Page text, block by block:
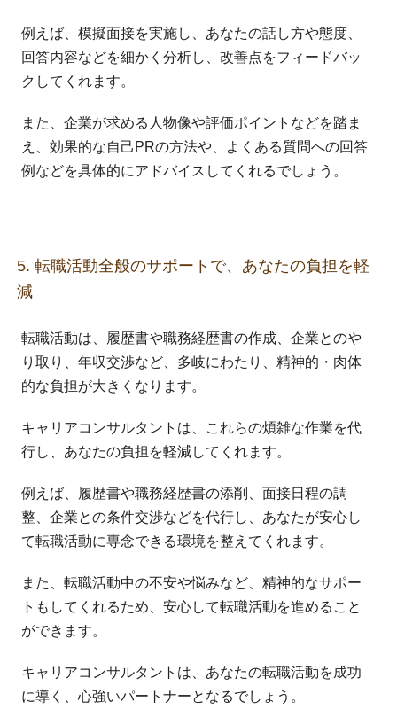
例えば、模擬面接を実施し、あなたの話し方や態度、
回答内容などを細かく分析し、改善点をフィードバッ
クしてくれます。
また、企業が求める人物像や評価ポイントなどを踏ま
え、効果的な自己PRの方法や、よくある質問への回答
例などを具体的にアドバイスしてくれるでしょう。
5. 転職活動全般のサポートで、あなたの負担を軽
減
転職活動は、履歴書や職務経歴書の作成、企業とのや
り取り、年収交渉など、多岐にわたり、精神的・肉体
的な負担が大きくなります。
キャリアコンサルタントは、これらの煩雑な作業を代
行し、あなたの負担を軽減してくれます。
例えば、履歴書や職務経歴書の添削、面接日程の調
整、企業との条件交渉などを代行し、あなたが安心し
て転職活動に専念できる環境を整えてくれます。
また、転職活動中の不安や悩みなど、精神的なサポー
トもしてくれるため、安心して転職活動を進めること
ができます。
キャリアコンサルタントは、あなたの転職活動を成功
に導く、心強いパートナーとなるでしょう。